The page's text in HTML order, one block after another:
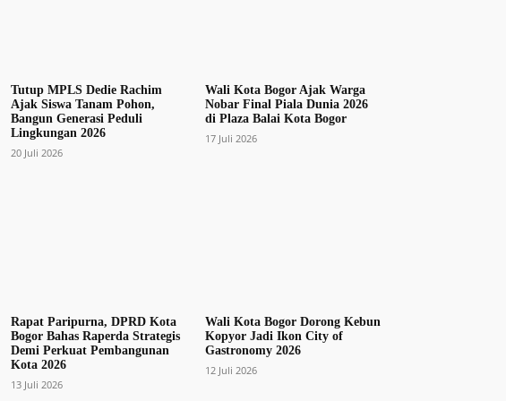
Tutup MPLS Dedie Rachim
Ajak Siswa Tanam Pohon,
Bangun Generasi Peduli
Lingkungan 2026
20 Juli 2026
Wali Kota Bogor Ajak Warga
Nobar Final Piala Dunia 2026
di Plaza Balai Kota Bogor
17 Juli 2026
Rapat Paripurna, DPRD Kota
Bogor Bahas Raperda Strategis
Demi Perkuat Pembangunan
Kota 2026
13 Juli 2026
Wali Kota Bogor Dorong Kebun
Kopyor Jadi Ikon City of
Gastronomy 2026
12 Juli 2026